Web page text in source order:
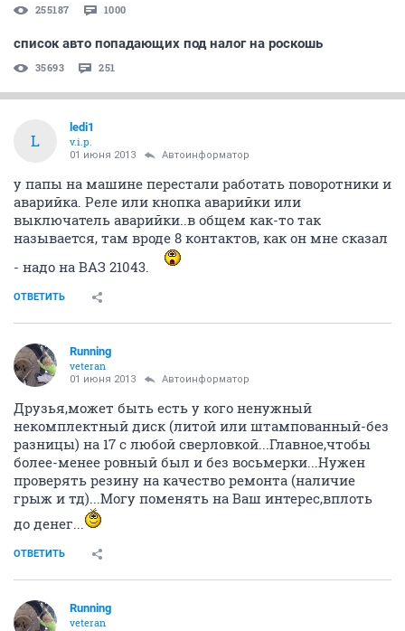
255187 1000
список авто попадающих под налог на роскошь
35693 251
L
ledi1
v.i.p.
01 июня 2013 Автоинформатор
у папы на машине перестали работать поворотники и
аварийка. Реле или кнопка аварийки или
выключатель аварийки..в общем как-то так
называется, там вроде 8 контактов, как он мне сказал
- надо на ВАЗ 21043.
ОТВЕТИТЬ
Running
veteran
01 июня 2013 Автоинформатор
Друзья,может быть есть у кого ненужный
некомплектный диск (литой или штампованный-без
разницы) на 17 с любой сверловкой...Главное,чтобы
более-менее ровный был и без восьмерки...Нужен
проверять резину на качество ремонта (наличие
грыж и тд)...Могу поменять на Ваш интерес,вплоть
до денег...
ОТВЕТИТЬ
Running
veteran